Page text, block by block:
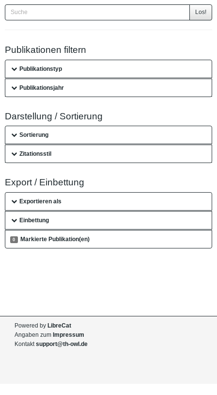
Los!
Publikationen filtern
Publikationstyp
Publikationsjahr
Darstellung / Sortierung
Sortierung
Zitationsstil
Export / Einbettung
Exportieren als
Einbettung
0 Markierte Publikation(en)
Powered by LibreCat
Angaben zum Impressum
Kontaktsupport@th-owl.de